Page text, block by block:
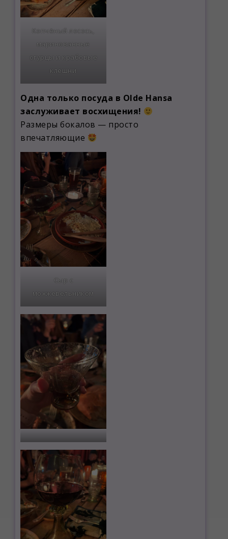
Копчёный лосось,
маринованные
огурцы и крабовые
клешни
Одна только посуда в Olde Hansa
заслуживает восхищения!
Размеры бокалов — просто
впечатляющие
Сыр с
можжевельником